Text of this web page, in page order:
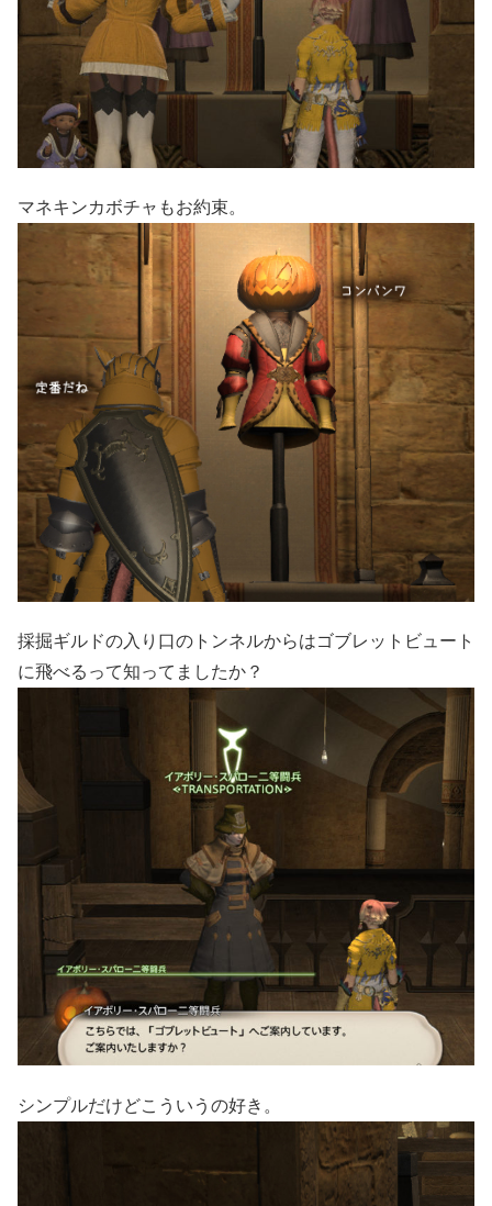
マネキンカボチャもお約束。
採掘ギルドの入り口のトンネルからはゴブレットビュート
に飛べるって知ってましたか？
シンプルだけどこういうの好き。